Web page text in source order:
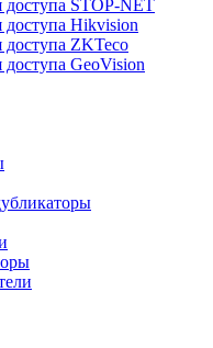
STOP-NET
Hikvision
ZKTeco
GeoVision